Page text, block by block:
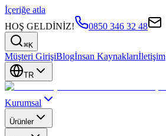
İçeriğe atla
HOŞ GELDİNİZ!
0850 346 32 48
⌘K
Müşteri GirişiBlogİnsan Kaynaklarıİletişim
TR
Kurumsal
Ürünler